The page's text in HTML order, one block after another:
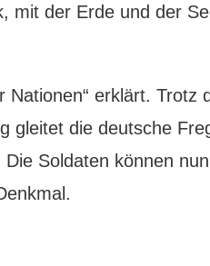
mit der Erde und der
erklärt. Trotz
gleitet die deutsche
Soldaten können